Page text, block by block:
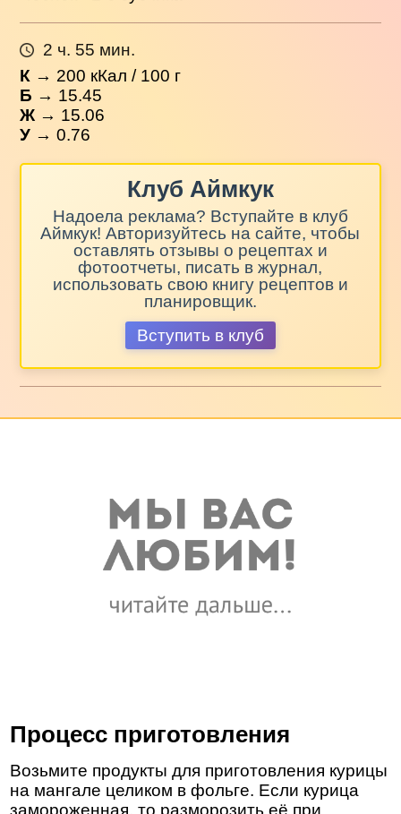
2 ч. 55 мин.
К → 200 кКал / 100 г
Б → 15.45
Ж → 15.06
У → 0.76
Клуб Аймкук
Надоела реклама? Вступайте в клуб
Аймкук! Авторизуйтесь на сайте, чтобы
оставлять отзывы о рецептах и
фотоотчеты, писать в журнал,
использовать свою книгу рецептов и
планировщик.
Вступить в клуб
Процесс приготовления
Возьмите продукты для приготовления курицы
на мангале целиком в фольге. Если курица
замороженная, то разморозить её при